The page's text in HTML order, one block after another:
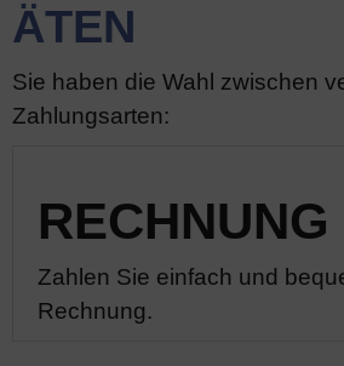
ÄTEN
Sie haben die Wahl zwischen
Zahlungsarten:
RECHNUNG
Zahlen Sie einfach und
Rechnung.